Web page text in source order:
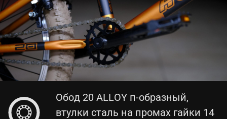
Обод 20 ALLOY п-образный,
втулки сталь на промах гайки 14